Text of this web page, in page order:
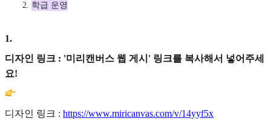
학급 운영
1.
디자인 링크 : '미리캔버스 웹 게시' 링크를 복사해서 넣어주세
요!
디자인 링크 : https://www.miricanvas.com/v/14yyf5x